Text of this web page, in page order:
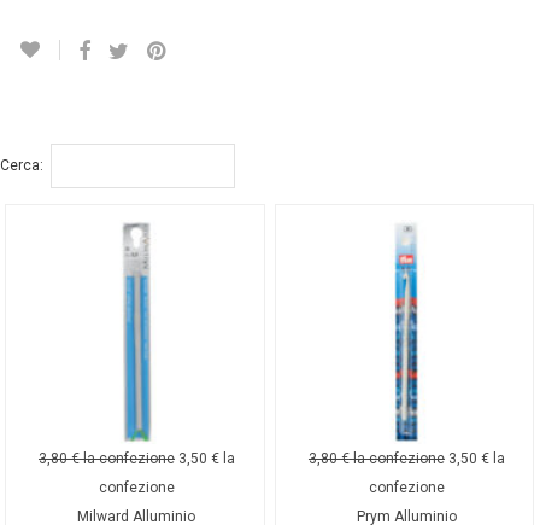
Cerca:
3,80€ la confezione 3,50 € la
confezione
Milward Alluminio
3,80€ la confezione 3,50 € la
confezione
Prym Alluminio